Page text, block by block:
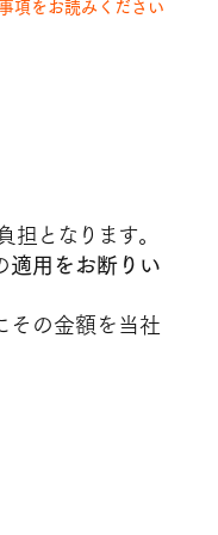
項をお読みください
担となります。
適用をお断りい
その金額を当社